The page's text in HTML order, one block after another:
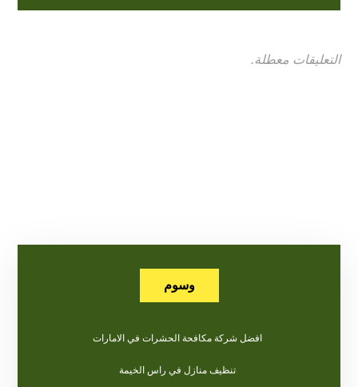
التعليقات معطلة.
وسوم
افضل شركة مكافحة الحشرات في الامارات
تنظيف منازل في راس الخيمة